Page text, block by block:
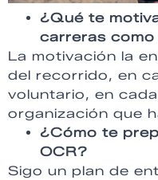
¿Qué te
carreras como
La motivación la
del recorrido, en
voluntario, en
organización que
¿Cómo te
OCR?
Sigo un plan de